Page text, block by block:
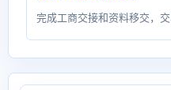
完成工商交接和资料移交，交